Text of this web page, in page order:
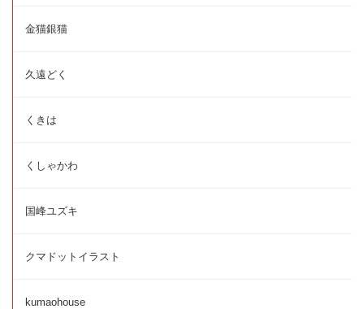
金猫銀猫
久遠どく
くきは
くしゃかわ
国峰ユズキ
クマドットイラスト
kumaohouse